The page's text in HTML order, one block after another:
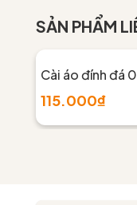
SẢN PHẨM
Cài áo đính đá
115.000₫